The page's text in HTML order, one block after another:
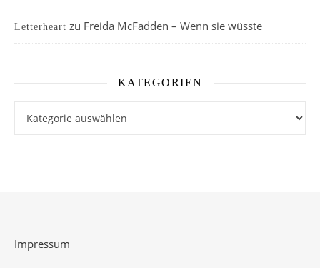
Letterheart zu Freida McFadden – Wenn sie wüsste
KATEGORIEN
Impressum